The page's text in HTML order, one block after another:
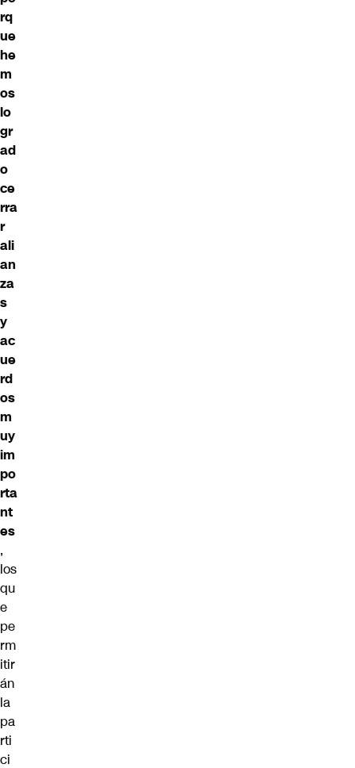
rq
ue
he
m
os
lo
gr
ad
o
ce
rra
r
ali
an
za
s
y
ac
ue
rd
os
m
uy
im
po
rta
nt
es
,
los
qu
e
pe
rm
itir
án
la
pa
rti
ci